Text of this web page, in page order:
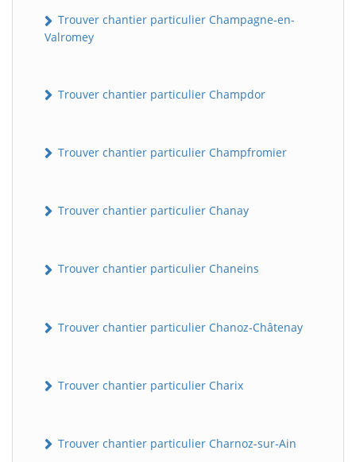
Trouver chantier particulier Champagne-en-
Valromey
Trouver chantier particulier Champdor
Trouver chantier particulier Champfromier
Trouver chantier particulier Chanay
Trouver chantier particulier Chaneins
Trouver chantier particulier Chanoz-Châtenay
Trouver chantier particulier Charix
Trouver chantier particulier Charnoz-sur-Ain